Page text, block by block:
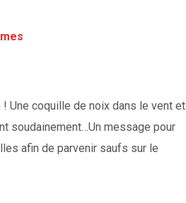
Une coquille de noix dans le vent et
soudainement…Un message pour
afin de parvenir saufs sur le